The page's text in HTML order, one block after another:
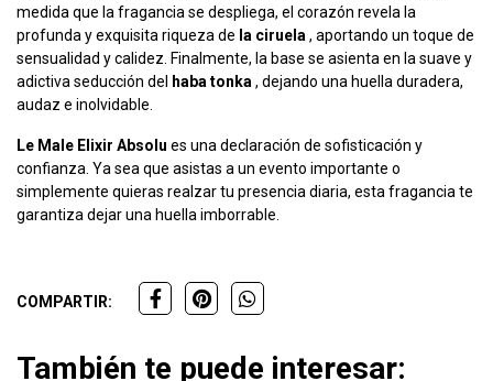
medida que la fragancia se despliega, el corazón revela la
profunda y exquisita riqueza de la ciruela , aportando un toque de
sensualidad y calidez. Finalmente, la base se asienta en la suave y
adictiva seducción del
haba tonka , dejando una huella duradera,
audaz e inolvidable.
Le Male Elixir Absolu es una declaración de sofisticación y
confianza. Ya sea que asistas a un evento importante o
simplemente quieras realzar tu presencia diaria, esta fragancia te
garantiza dejar una huella imborrable.
COMPARTIR:
También te puede interesar: